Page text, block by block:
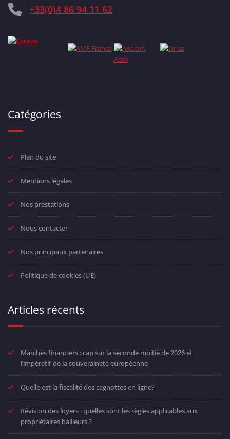
+33(0)4 86 94 11 62
Catégories
Plan du site
Mentions légales
Nos prestations
Nous contacter
Nos principaux partenaires
Politique de cookies (UE)
Articles récents
Marchés financiers : cap sur la seconde moitié de 2026 et
l’impératif de la souveraineté européenne
Quelle est la fiscalité des cagnottes en ligne?
Révision des loyers : quelles sont les règles applicables aux
propriétaires bailleurs ?